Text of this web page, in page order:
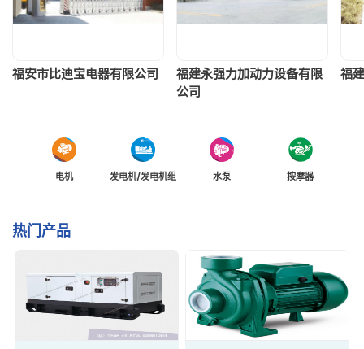
福安市比迪宝电器有限公司
福建永强力加动力设备有限
公司
福
电机 发电机/发电机组 水泵 按摩器
热门产品